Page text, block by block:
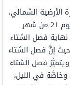
الشمالي،
وهذا ما يجعل الشتاء في المملكة يبدأ في يوم 21 من شهر
فصل الشتاء
حيث إنَّ فصل الشتاء
فصل الشتاء
وخاصَّة في الليل،